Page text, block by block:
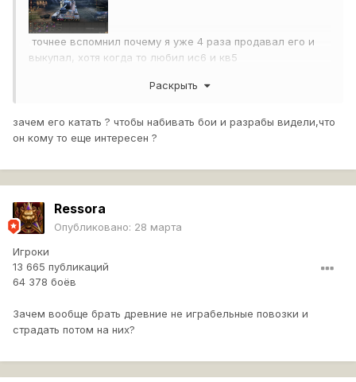
точнее вспомнил почему я уже 4 раза продавал его и
выкупал, хотя когда то любил ис6 и кв5
ему надо ап по типу тайп5хэви
180мм
зашили
капот.
выкупаю его, одеваю в боны (на нем было и до 4х
боновых в прошлый раз) плююсь и снимаю за боны и
продаю опять
обзор тоже никакой
он не может воевать с кв4 михайлова ибо не пробивает
даже в борт. альфа 300 нонсенс. в 2026 даже ст8
Раскрыть
зачем его катать ? чтобы набивать бои и разрабы видели,что
он кому то еще интересен ?
Ressora
Опубликовано: 28 марта
Игроки
13 665 публикаций
64 378 боёв
Зачем вообще брать древние не играбельные повозки и
страдать потом на них?